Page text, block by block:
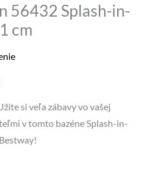
56432 Splash-in-
cm
je:
si veľa zábavy vo vašej
v tomto bazéne Splash-in-